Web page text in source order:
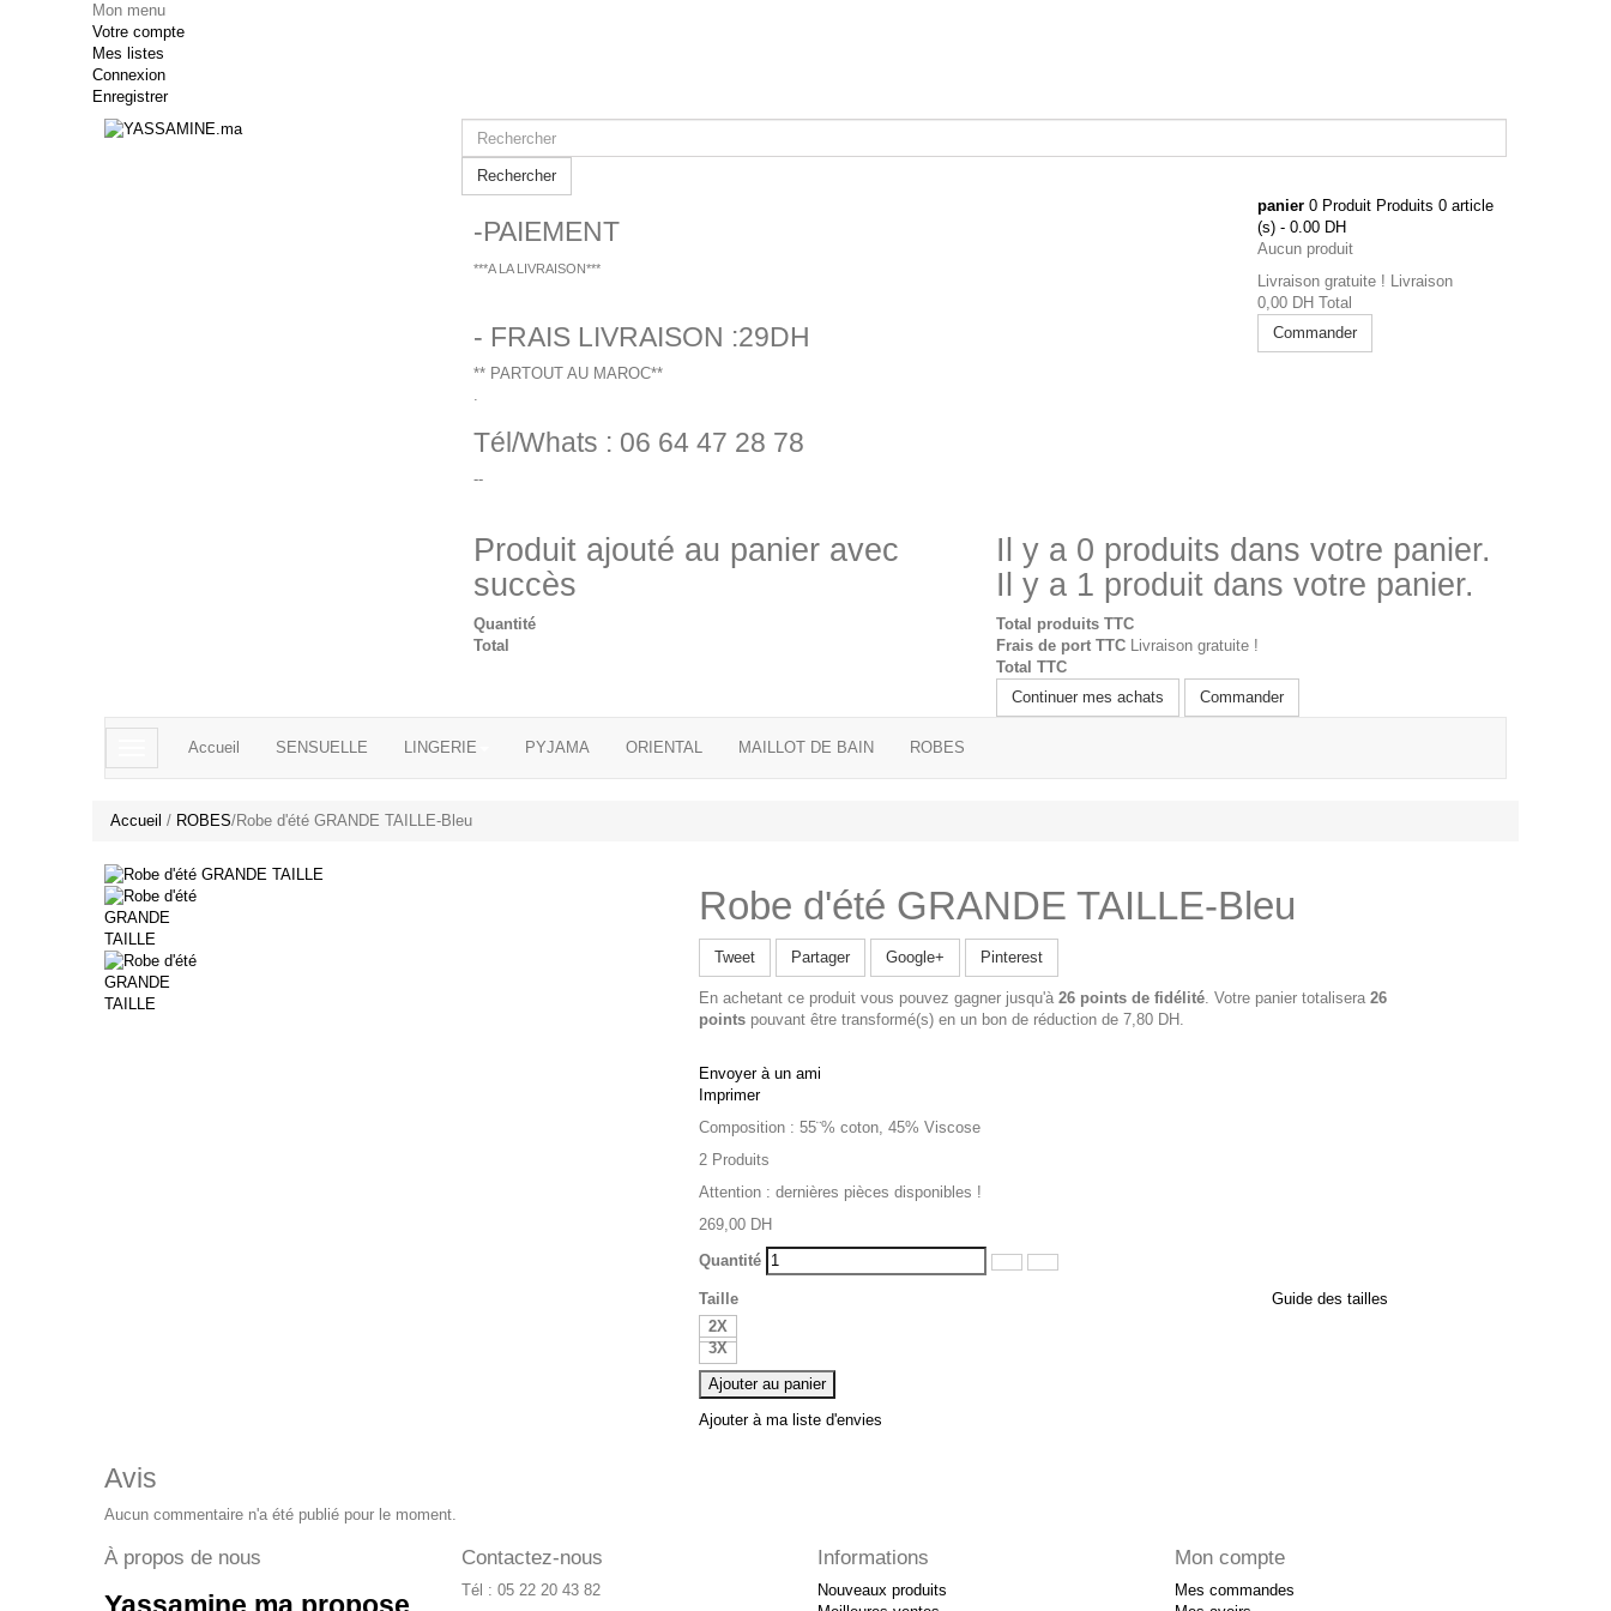
Mon menu
Votre compte
Mes listes
Connexion
Enregistrer
Rechercher
-PAIEMENT
***A LA LIVRAISON***
- FRAIS LIVRAISON :29DH
** PARTOUT AU MAROC**
.
Tél/Whats : 06 64 47 28 78
--
panier 0 Produit Produits 0 article
(s) - 0.00 DH
Aucun produit
Livraison gratuite ! Livraison
0,00 DH Total
Commander
Produit ajouté au panier avec
succès
Quantité
Total
Il y a 0 produits dans votre panier.
Il y a 1 produit dans votre panier.
Total produits TTC
Frais de port TTC Livraison gratuite !
Total TTC
Continuer mes achats
Commander
Navigation
bascule
Accueil SENSUELLE LINGERIE PYJAMA ORIENTAL MAILLOT DE BAIN ROBES
Accueil / ROBES/Robe d'été GRANDE TAILLE-Bleu
Robe d'été GRANDE TAILLE-Bleu
Tweet Partager Google+ Pinterest
En achetant ce produit vous pouvez gagner jusqu'à 26points de fidélité. Votre panier totalisera 26
pointspouvant être transformé(s) en un bon de réduction de 7,80 DH .
Envoyer à un ami
Imprimer
Composition : 55¨% coton, 45% Viscose
2 Produits
Attention : dernières pièces disponibles !
269,00 DH
Quantité
Taille
Guide des tailles
2X
3X
Ajouter au panier
Ajouter à ma liste d'envies
Avis
Aucun commentaire n'a été publié pour le moment.
À propos de nous Contactez-nous
Tél : 05 22 20 43 82
Informations
Nouveaux produits
Mon compte
Mes commandes